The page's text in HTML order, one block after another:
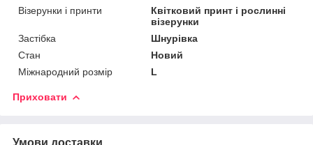
Візерунки і принти
Квітковий принт і рослинні
візерунки
Застібка
Шнурівка
Стан
Новий
Міжнародний розмір
L
Приховати
Умови доставки